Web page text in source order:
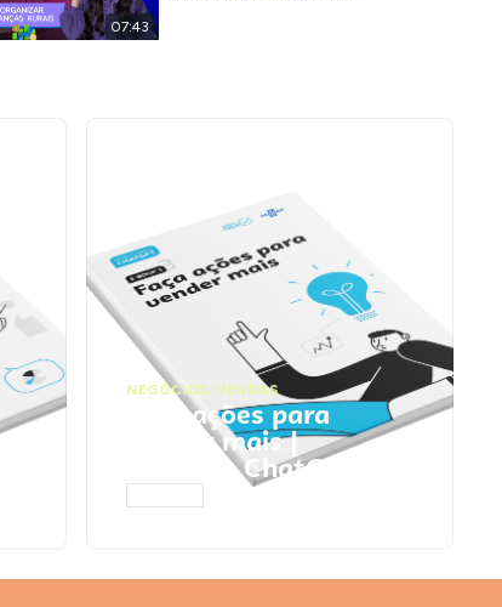
07:43
NEGÓCIOS, VENDAS
Faça ações para
vender mais |
Prompts ChatGPT